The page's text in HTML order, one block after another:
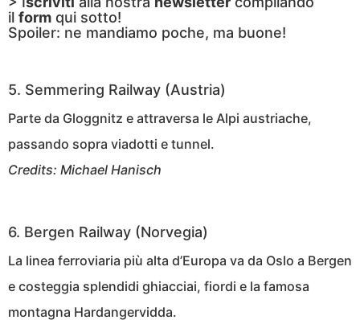
il form qui sotto!
Spoiler: ne mandiamo poche, ma buone!
5. Semmering Railway (Austria)
Parte da Gloggnitz e attraversa le Alpi austriache,
passando sopra viadotti e tunnel.
Credits: Michael Hanisch
6. Bergen Railway (Norvegia)
La linea ferroviaria più alta d’Europa va da Oslo a Bergen
e costeggia splendidi ghiacciai, fiordi e la famosa
montagna Hardangervidda.